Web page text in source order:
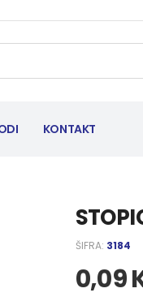
KONTAKT
ŠIFRA: 3184
0,09